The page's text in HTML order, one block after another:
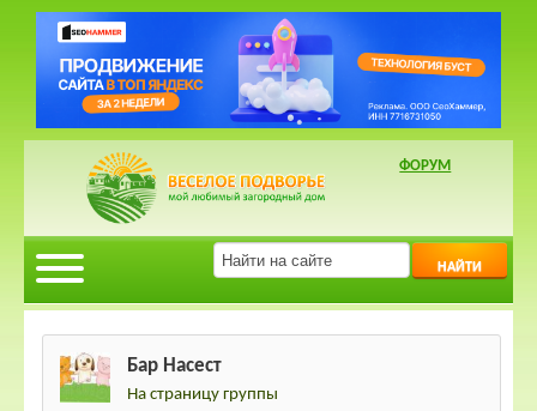
ФОРУМ
НАЙТИ
Бар Насест
На страницу группы